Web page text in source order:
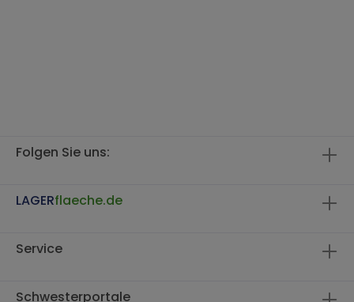
Folgen Sie uns:
LAGERflaeche.de
Service
Schwesterportale